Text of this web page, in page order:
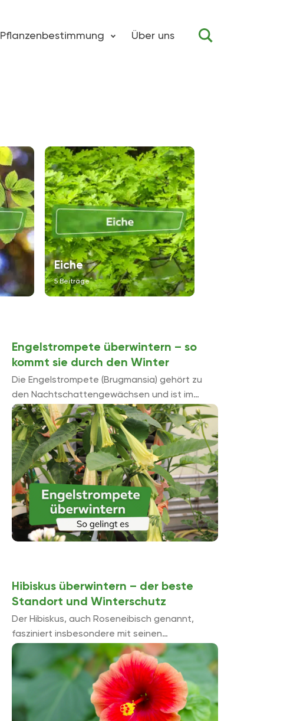
Pflanzenbestimmung Über uns
Eiche
5 Beiträge
Engelstrompete überwintern – so
kommt sie durch den Winter
Die Engelstrompete (Brugmansia) gehört zu
den Nachtschattengewächsen und ist im
Herbst laubabwerfend. Da sie nicht frosthart
ist und Temperaturen unter 0° Celsius ihr
schaden, muss sie in den hiesigen ...
Hibiskus überwintern – der beste
Standort und Winterschutz
Der Hibiskus, auch Roseneibisch genannt,
fasziniert insbesondere mit seinen
wunderbaren Blüten. Bei uns muss der Hibiskus
unbedingt im Kübel kultiviert werden, da er, im
Gegensatz zum Garteneibisch, nicht ...